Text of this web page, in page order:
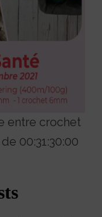
entre crochet
00:31:30:00